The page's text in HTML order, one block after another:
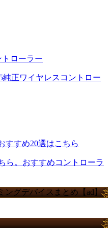
トローラー
純正ワイヤレスコントロー
すすめ20選はこちら
ら。おすすめコントローラ
ングデバイスまとめ【ad】